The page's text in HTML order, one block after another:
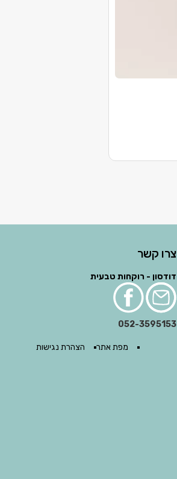
צרו קשר
דודסון - רוקחות טבעית
052-3595153
מפת אתר הצהרת נגישות